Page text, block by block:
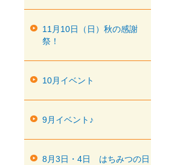
11月10日（日）秋の感謝
祭！
10月イベント
9月イベント♪
8月3日・4日 はちみつの日